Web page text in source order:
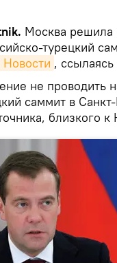
Москва решила
турецкий
,
не проводить
саммит в
близкого